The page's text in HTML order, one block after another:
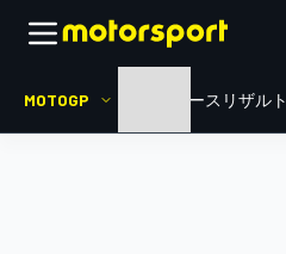
MOTOGP ニュース リザルト